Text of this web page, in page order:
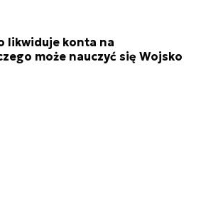
likwiduje konta na
może nauczyć się Wojsko